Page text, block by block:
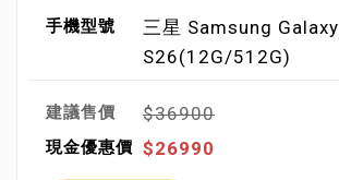
三星 Samsung Galaxy
S26(12G/512G)
$36900
$26990